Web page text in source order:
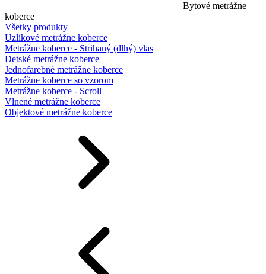
Bytové metrážne
koberce
Všetky produkty
Uzlíkové metrážne koberce
Metrážne koberce - Strihaný (dlhý) vlas
Detské metrážne koberce
Jednofarebné metrážne koberce
Metrážne koberce so vzorom
Metrážne koberce - Scroll
Vlnené metrážne koberce
Objektové metrážne koberce